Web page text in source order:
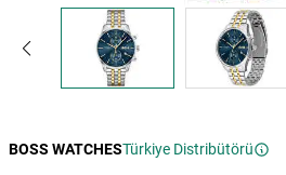
BOSS WATCHESTürkiye Distribütörü